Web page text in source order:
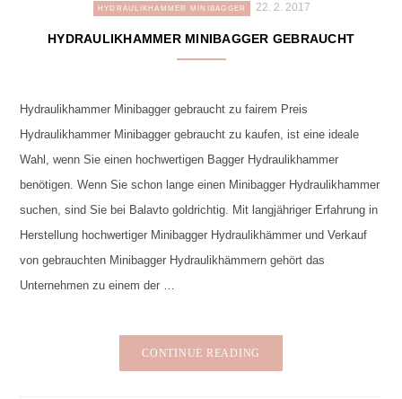
HYDRAULIKHAMMER MINIBAGGER 22. 2. 2017
HYDRAULIKHAMMER MINIBAGGER GEBRAUCHT
Hydraulikhammer Minibagger gebraucht zu fairem Preis
Hydraulikhammer Minibagger gebraucht zu kaufen, ist eine ideale
Wahl, wenn Sie einen hochwertigen Bagger Hydraulikhammer
benötigen. Wenn Sie schon lange einen Minibagger Hydraulikhammer
suchen, sind Sie bei Balavto goldrichtig. Mit langjähriger Erfahrung in
Herstellung hochwertiger Minibagger Hydraulikhämmer und Verkauf
von gebrauchten Minibagger Hydraulikhämmern gehört das
Unternehmen zu einem der …
CONTINUE READING